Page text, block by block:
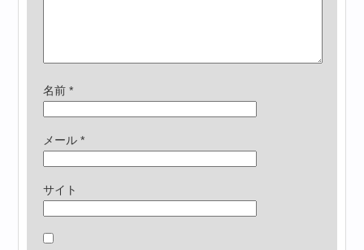
名前*
メール*
サイト